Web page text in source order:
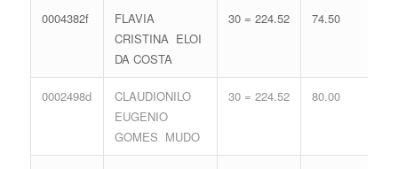
0004382f
FLAVIA
CRISTINA ELOI
DA COSTA
30 = 224.52 74.50
0002498d
CLAUDIONILO
EUGENIO
GOMES MUDO
30 = 224.52 80.00